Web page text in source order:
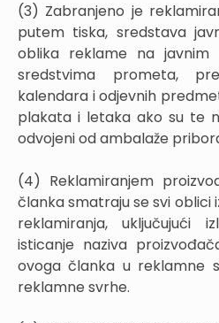
(3) Zabranjeno je
putem tiska, sredstava
oblika reklame na javnim
sredstvima prometa,
kalendara i odjevnih
plakata i letaka ako su te
odvojeni od ambalaže
(4) Reklamiranjem
članka smatraju se svi oblici
reklamiranja, uključujući
isticanje naziva
ovoga članka u reklamne
reklamne svrhe.